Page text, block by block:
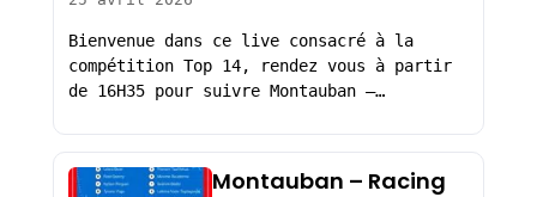
Bienvenue dans ce live consacré à la
compétition Top 14, rendez vous à partir
de 16H35 pour suivre Montauban –…
Montauban – Racing